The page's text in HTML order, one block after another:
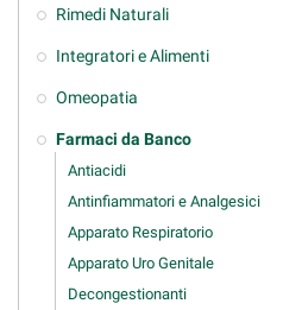
Rimedi Naturali
Integratori e Alimenti
Omeopatia
Farmaci da Banco
Antiacidi
Antinfiammatori e Analgesici
Apparato Respiratorio
Apparato Uro Genitale
Decongestionanti